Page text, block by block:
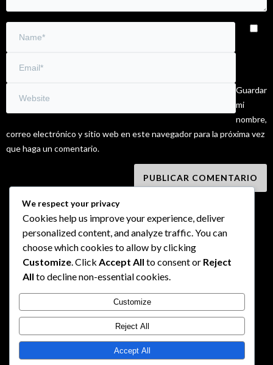
Guardar
mi
nombre,
correo electrónico y sitio web en este navegador para la próxima vez
que haga un comentario.
We respect your privacy
Cookies help us improve your experience, deliver
personalized content, and analyze traffic. You can
choose which cookies to allow by clicking
Customize . Click Accept All to consent or Reject
All to decline non-essential cookies.
Customize
Reject All
Accept All